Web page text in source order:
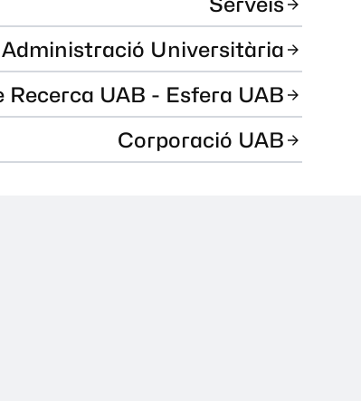
Administració Universitària
Recerca UAB - Esfera UAB
Corporació UAB